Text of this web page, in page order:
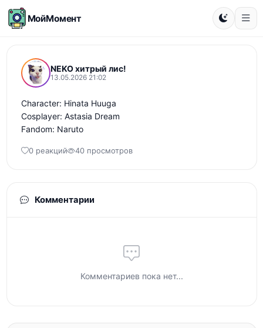
МойМомент
NEKO хитрый лис!
13.05.2026 21:02
Character: Hinata Huuga
Cosplayer: Astasia Dream
Fandom: Naruto
0 реакций 40 просмотров
Комментарии
Комментариев пока нет...